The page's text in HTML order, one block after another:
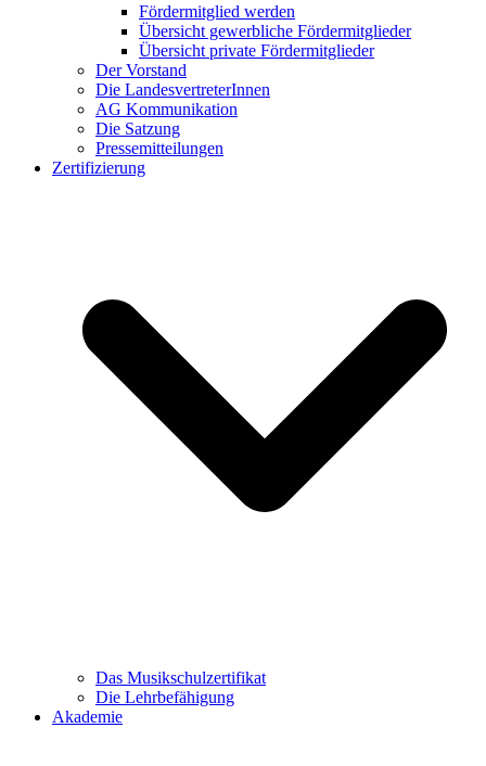
Fördermitglied werden
Übersicht gewerbliche Fördermitglieder
Übersicht private Fördermitglieder
Der Vorstand
Die LandesvertreterInnen
AG Kommunikation
Die Satzung
Pressemitteilungen
Zertifizierung
Das Musikschulzertifikat
Die Lehrbefähigung
Akademie